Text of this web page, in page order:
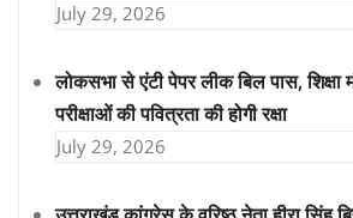
July 29, 2026
लोकसभा से एंटी पेपर लीक बिल पास, शिक्षा
परीक्षाओं की पवित्रता की होगी रक्षा
July 29, 2026